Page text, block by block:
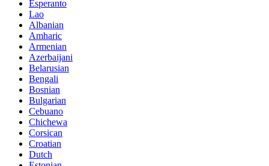
Esperanto
Lao
Albanian
Amharic
Armenian
Azerbaijani
Belarusian
Bengali
Bosnian
Bulgarian
Cebuano
Chichewa
Corsican
Croatian
Dutch